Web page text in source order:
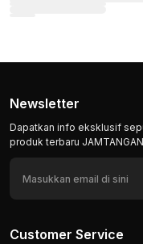
Newsletter
Dapatkan info eksklusif
produk terbaru
Customer Service